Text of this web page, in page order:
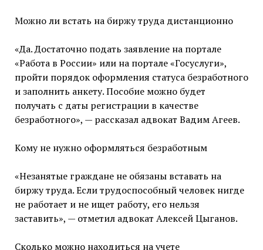
Можно ли встать на биржу труда дистанционно
«Да. Достаточно подать заявление на портале
«Работа в России» или на портале «Госуслуги»,
пройти порядок оформления статуса безработного
и заполнить анкету. Пособие можно будет
получать с даты регистрации в качестве
безработного», — рассказал адвокат Вадим Агеев.
Кому не нужно оформляться безработным
«Незанятые граждане не обязаны вставать на
биржу труда. Если трудоспособный человек нигде
не работает и не ищет работу, его нельзя
заставить», — отметил адвокат Алексей Цыганов.
Сколько можно находиться на учете